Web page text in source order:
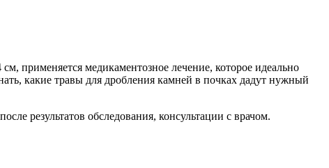
применяется медикаментозное лечение, которое идеально
какие травы для дробления камней в почках дадут нужный
результатов обследования, консультации с врачом.